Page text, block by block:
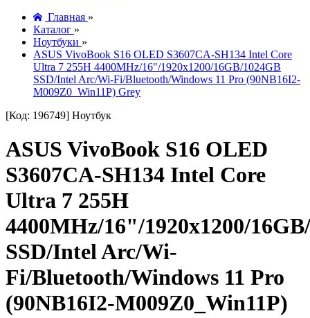
Главная »
Каталог »
Ноутбуки »
ASUS VivoBook S16 OLED S3607CA-SH134 Intel Core
Ultra 7 255H 4400MHz/16"/1920x1200/16GB/1024GB
SSD/Intel Arc/Wi-Fi/Bluetooth/Windows 11 Pro (90NB16I2-
M009Z0_Win11P) Grey
[Код: 196749] Ноутбук
ASUS VivoBook S16 OLED
S3607CA-SH134 Intel Core
Ultra 7 255H
4400MHz/16"/1920x1200/
SSD/Intel Arc/Wi-
Fi/Bluetooth/Windows 11 Pro
(90NB16I2-M009Z0_Win11P)